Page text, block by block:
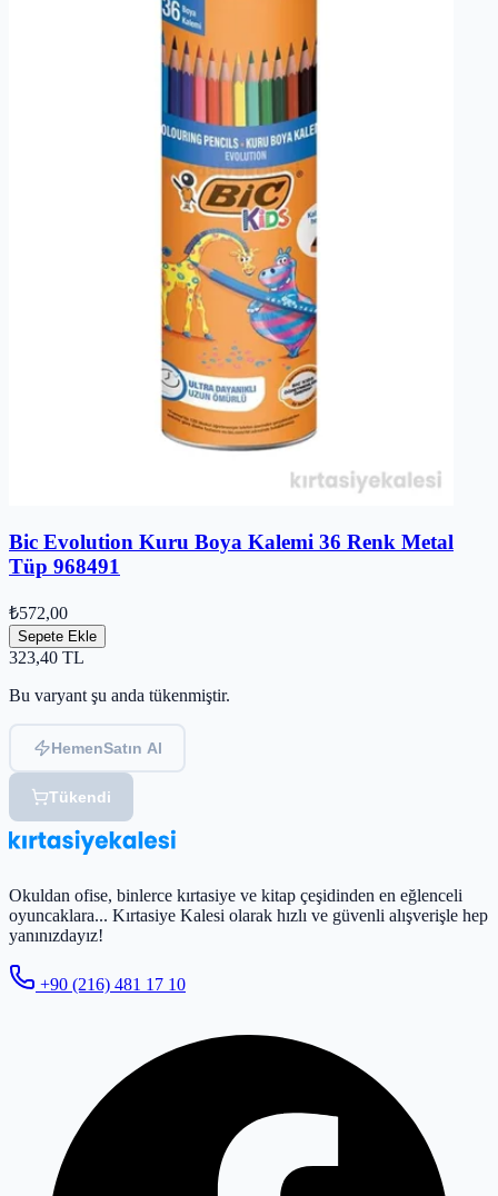
Bic Evolution Kuru Boya Kalemi 36 Renk Metal
Tüp 968491
₺572,00
Sepete Ekle
323,40 TL
Bu varyant şu anda tükenmiştir.
HemenSatın Al
Tükendi
Okuldan ofise, binlerce kırtasiye ve kitap çeşidinden en eğlenceli
oyuncaklara... Kırtasiye Kalesi olarak hızlı ve güvenli alışverişle hep
yanınızdayız!
+90 (216) 481 17 10